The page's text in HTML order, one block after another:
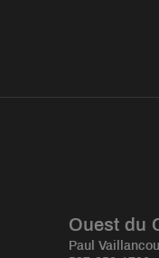
Ouest du
Paul